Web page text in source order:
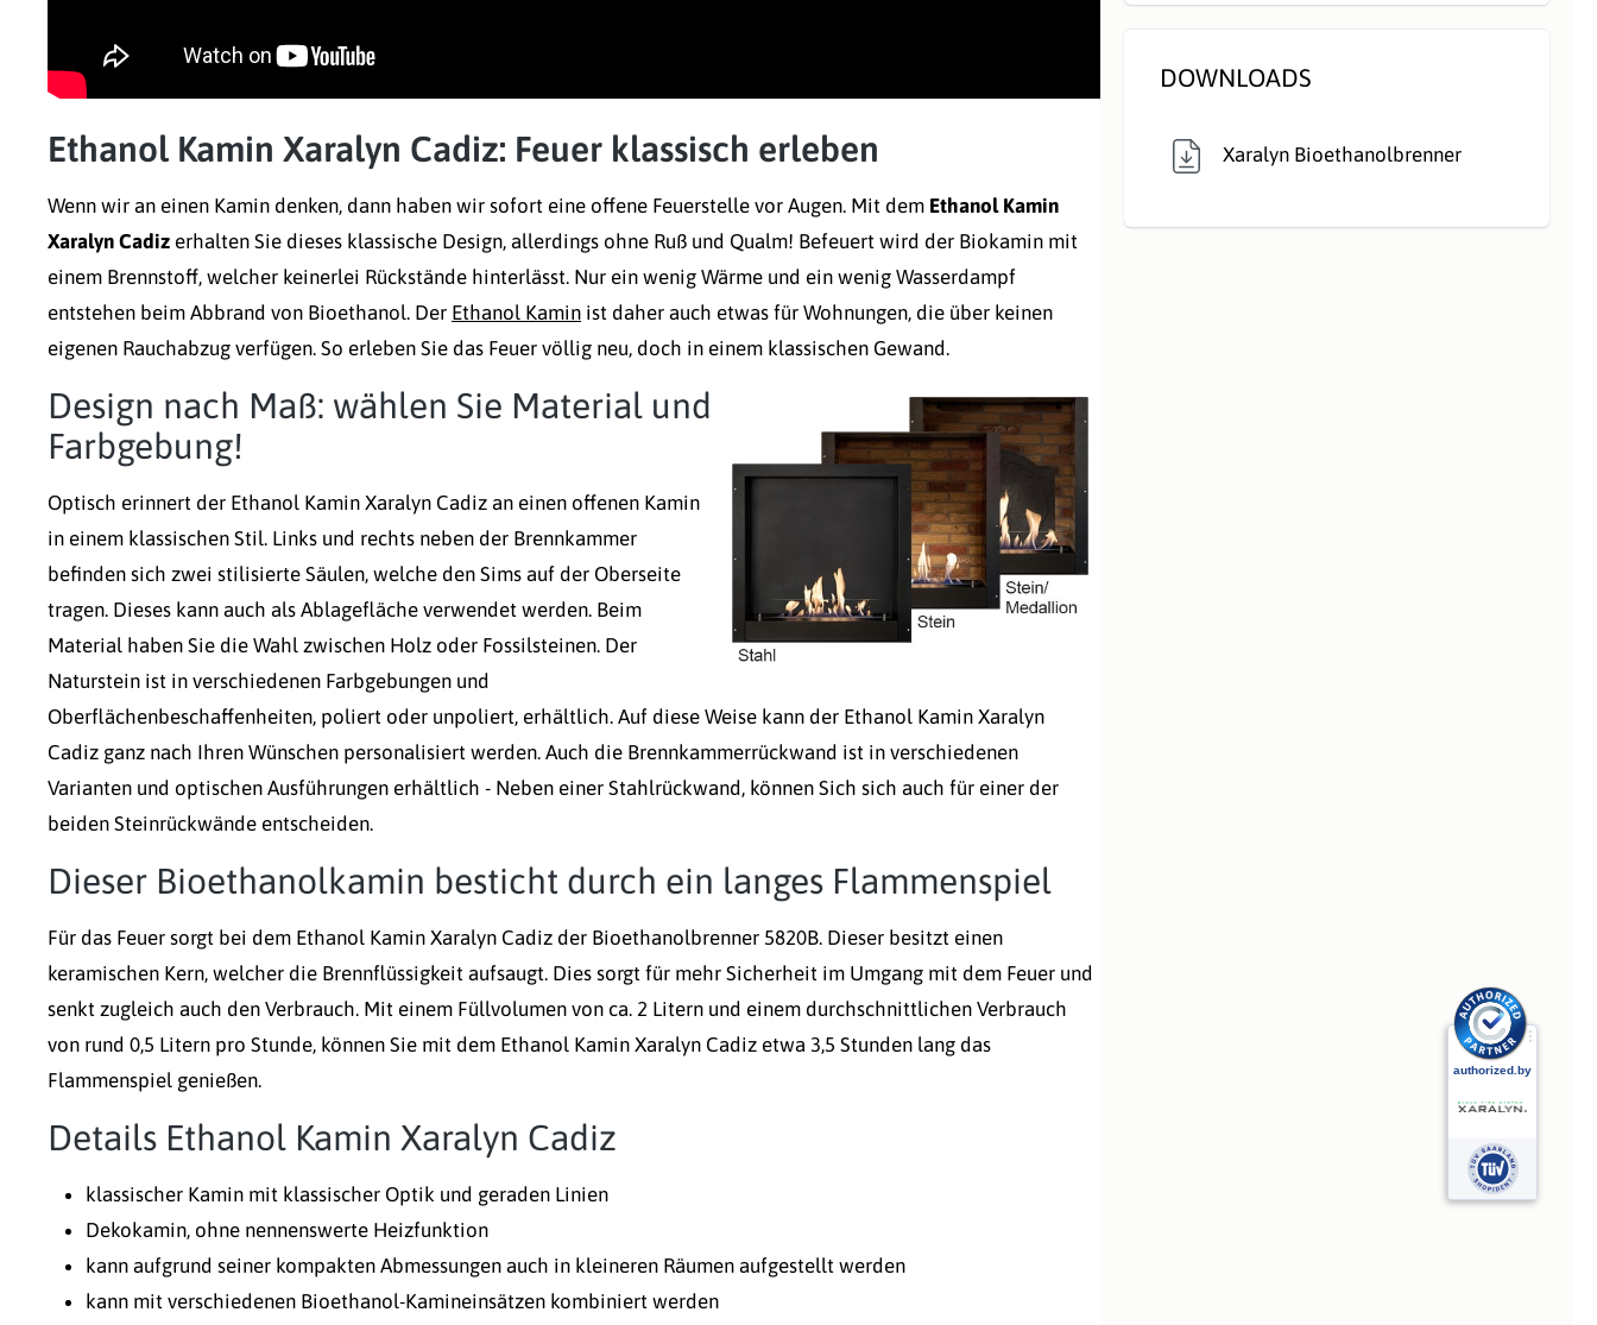
Ethanol Kamin Xaralyn Cadiz: Feuer klassisch erleben
Wenn wir an einen Kamin denken, dann haben wir sofort eine offene Feuerstelle vor Augen. Mit dem Ethanol Kamin
Xaralyn Cadiz erhalten Sie dieses klassische Design, allerdings ohne Ruß und Qualm! Befeuert wird der Biokamin mit
einem Brennstoff, welcher keinerlei Rückstände hinterlässt. Nur ein wenig Wärme und ein wenig Wasserdampf
entstehen beim Abbrand von Bioethanol. Der Ethanol Kamin ist daher auch etwas für Wohnungen, die über keinen
eigenen Rauchabzug verfügen. So erleben Sie das Feuer völlig neu, doch in einem klassischen Gewand.
Design nach Maß: wählen Sie Material und
Farbgebung!
Optisch erinnert der Ethanol Kamin Xaralyn Cadiz an einen offenen Kamin
in einem klassischen Stil. Links und rechts neben der Brennkammer
befinden sich zwei stilisierte Säulen, welche den Sims auf der Oberseite
tragen. Dieses kann auch als Ablagefläche verwendet werden. Beim
Material haben Sie die Wahl zwischen Holz oder Fossilsteinen. Der
Naturstein ist in verschiedenen Farbgebungen und
Oberflächenbeschaffenheiten, poliert oder unpoliert, erhältlich. Auf diese Weise kann der Ethanol Kamin Xaralyn
Cadiz ganz nach Ihren Wünschen personalisiert werden. Auch die Brennkammerrückwand ist in verschiedenen
Varianten und optischen Ausführungen erhältlich - Neben einer Stahlrückwand, können Sich sich auch für einer der
beiden Steinrückwände entscheiden.
Dieser Bioethanolkamin besticht durch ein langes Flammenspiel
Für das Feuer sorgt bei dem Ethanol Kamin Xaralyn Cadiz der Bioethanolbrenner 5820B. Dieser besitzt einen
keramischen Kern, welcher die Brennflüssigkeit aufsaugt. Dies sorgt für mehr Sicherheit im Umgang mit dem Feuer und
senkt zugleich auch den Verbrauch. Mit einem Füllvolumen von ca. 2 Litern und einem durchschnittlichen Verbrauch
von rund 0,5 Litern pro Stunde, können Sie mit dem Ethanol Kamin Xaralyn Cadiz etwa 3,5 Stunden lang das
Flammenspiel genießen.
Details Ethanol Kamin Xaralyn Cadiz
klassischer Kamin mit klassischer Optik und geraden Linien
Dekokamin, ohne nennenswerte Heizfunktion
kann aufgrund seiner kompakten Abmessungen auch in kleineren Räumen aufgestellt werden
kann mit verschiedenen Bioethanol-Kamineinsätzen kombiniert werden
DOWNLOADS
Xaralyn Bioethanolbrenner